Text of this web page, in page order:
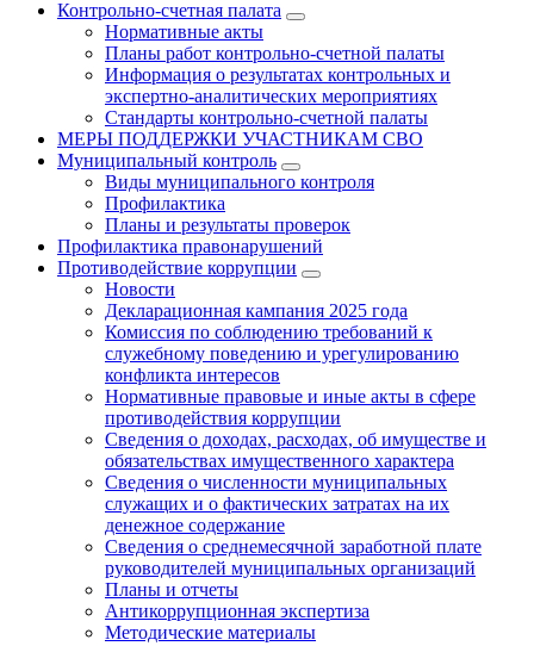
Контрольно-счетная палата
Нормативные акты
Планы работ контрольно-счетной палаты
Информация о результатах контрольных и
экспертно-аналитических мероприятиях
Стандарты контрольно-счетной палаты
МЕРЫ ПОДДЕРЖКИ УЧАСТНИКАМ СВО
Муниципальный контроль
Виды муниципального контроля
Профилактика
Планы и результаты проверок
Профилактика правонарушений
Противодействие коррупции
Новости
Декларационная кампания 2025 года
Комиссия по соблюдению требований к
служебному поведению и урегулированию
конфликта интересов
Нормативные правовые и иные акты в сфере
противодействия коррупции
Сведения о доходах, расходах, об имуществе и
обязательствах имущественного характера
Сведения о численности муниципальных
служащих и о фактических затратах на их
денежное содержание
Сведения о среднемесячной заработной плате
руководителей муниципальных организаций
Планы и отчеты
Антикоррупционная экспертиза
Методические материалы